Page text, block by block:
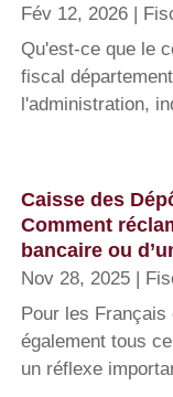
Fév 12, 2026
Qu'est-ce que le
fiscal
l'administration,
Caisse des
Comment
bancaire ou
Nov 28, 2025
Pour les
également tous
un réflexe